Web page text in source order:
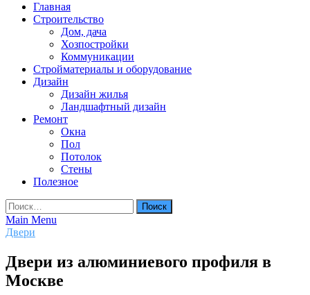
Главная
Строительство
Дом, дача
Хозпостройки
Коммуникации
Стройматериалы и оборудование
Дизайн
Дизайн жилья
Ландшафтный дизайн
Ремонт
Окна
Пол
Потолок
Стены
Полезное
Найти:
Main Menu
Двери
Двери из алюминиевого профиля в
Москве